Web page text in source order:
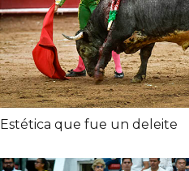
Estética que fue un deleite